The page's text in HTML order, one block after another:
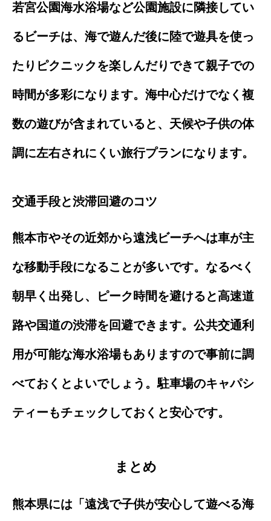
若宮公園海水浴場など公園施設に隣接してい
るビーチは、海で遊んだ後に陸で遊具を使っ
たりピクニックを楽しんだりできて親子での
時間が多彩になります。海中心だけでなく複
数の遊びが含まれていると、天候や子供の体
調に左右されにくい旅行プランになります。
交通手段と渋滞回避のコツ
熊本市やその近郊から遠浅ビーチへは車が主
な移動手段になることが多いです。なるべく
朝早く出発し、ピーク時間を避けると高速道
路や国道の渋滞を回避できます。公共交通利
用が可能な海水浴場もありますので事前に調
べておくとよいでしょう。駐車場のキャパシ
ティーもチェックしておくと安心です。
まとめ
熊本県には「遠浅で子供が安心して遊べる海